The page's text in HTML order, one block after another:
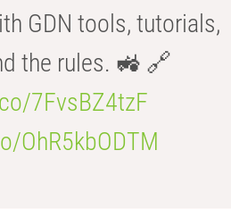
GDN tools, tutorials,
the rules. 🚜 🔗
7FvsBZ4tzF
OhR5kbODTM